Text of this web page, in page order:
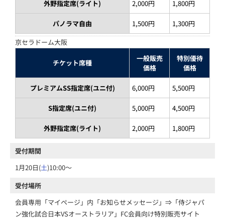
外野指定席(ライト) 2,000円 1,800円
パノラマ自由 1,500円
1,300円
京セラドーム大阪
チケット席種
一般販売
価格
特別優待
価格
プレミアムSS指定席(ユニ付) 6,000円 5,500円
S指定席(ユニ付) 5,000円 4,500円
外野指定席(ライト) 2,000円 1,800円
受付期間
1月20日(土)10:00～
受付場所
会員専用「マイページ」内「お知らせメッセージ」⇒「侍ジャパ
ン強化試合日本VSオーストラリア」FC会員向け特別販売サイト